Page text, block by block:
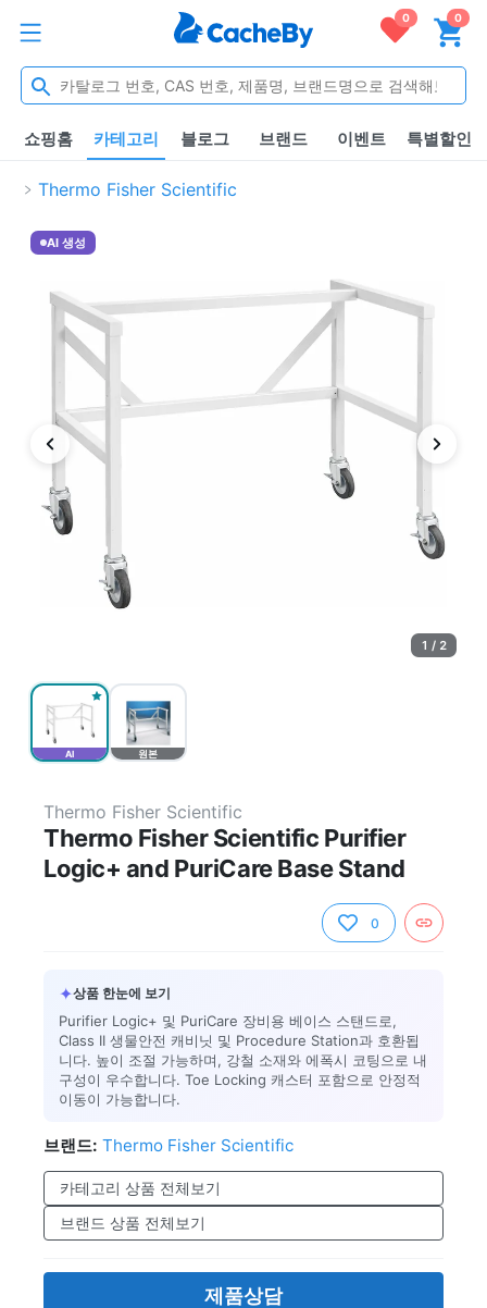
0 0
쇼핑홈 카테고리 블로그 브랜드 이벤트 특별할인
Thermo Fisher Scientific
AI 원본
AI 생성
1 / 2
Thermo Fisher Scientific
Thermo Fisher Scientific Purifier
Logic+ and PuriCare Base Stand
0
✦상품 한눈에 보기
Purifier Logic+ 및 PuriCare 장비용 베이스 스탠드로,
Class II 생물안전 캐비닛 및 Procedure Station과 호환됩
니다. 높이 조절 가능하며, 강철 소재와 에폭시 코팅으로 내
구성이 우수합니다. Toe Locking 캐스터 포함으로 안정적
이동이 가능합니다.
브랜드: Thermo Fisher Scientific
카테고리 상품 전체보기
브랜드 상품 전체보기
제품상담